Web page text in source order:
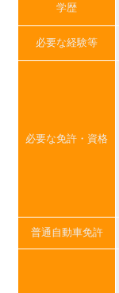
学歴
必要な経験等
必要な免許・資格
普通自動車免許